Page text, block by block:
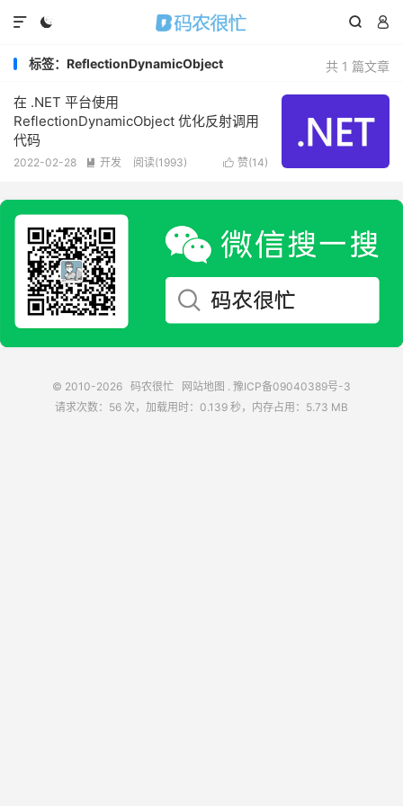
  

共 1 篇文章
标签：ReflectionDynamicObject
在 .NET 平台使用
ReflectionDynamicObject 优化反射调用
代码
 赞(14)
2022-02-28  开发 阅读(1993)
© 2010-2026 码农很忙 网站地图 . 豫ICP备09040389号-3
请求次数：56 次，加载用时：0.139 秒，内存占用：5.73 MB